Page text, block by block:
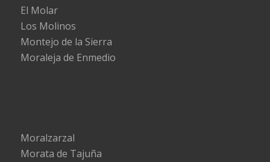
El Molar
Los Molinos
Montejo de la Sierra
Moraleja de Enmedio
Moralzarzal
Morata de Tajuña